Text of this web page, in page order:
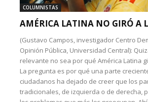
COLUMNISTAS
AMÉRICA LATINA NO GIRÓ A
(Gustavo Campos, investigador Centro
Opinión Pública, Universidad Central):
relevante no sea por qué América Latina
La pregunta es por qué una parte
ciudadanos ha dejado de creer que los
tradicionales, de izquierda o de derecha,